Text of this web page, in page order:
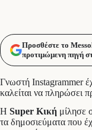
Προσθέστε το
προτιμώμενη πηγή
Γνωστή Instagrammer
καλείται να πληρώσει
Η Super Κική μίλησε
τα δημοσιεύματα που